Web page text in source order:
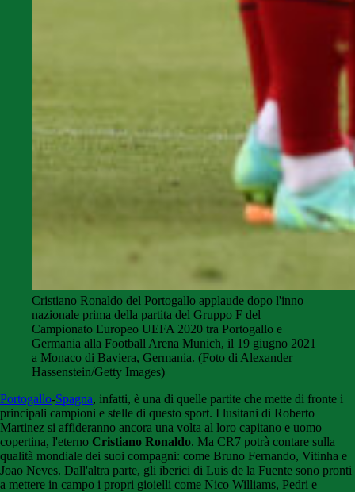
Cristiano Ronaldo del Portogallo applaude dopo l'inno
nazionale prima della partita del Gruppo F del
Campionato Europeo UEFA 2020 tra Portogallo e
Germania alla Football Arena Munich, il 19 giugno 2021
a Monaco di Baviera, Germania. (Foto di Alexander
Hassenstein/Getty Images)
Portogallo-Spagna, infatti, è una di quelle partite che mette di fronte i
principali campioni e stelle di questo sport. I lusitani di Roberto
Martinez si affideranno ancora una volta al loro capitano e uomo
copertina, l'eterno Cristiano Ronaldo. Ma CR7 potrà contare sulla
qualità mondiale dei suoi compagni: come Bruno Fernando, Vitinha e
Joao Neves. Dall'altra parte, gli iberici di Luis de la Fuente sono pronti
a mettere in campo i propri gioielli come Nico Williams, Pedri e